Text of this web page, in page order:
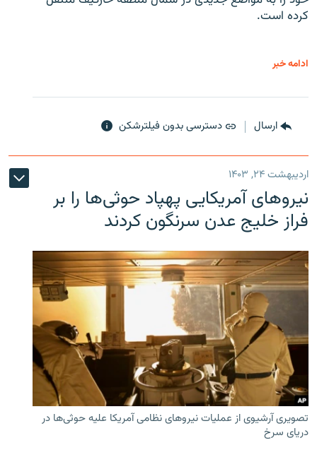
کرده است.
ادامه خبر
ارسال دسترسی بدون فیلترشکن
اردیبهشت ۲۴, ۱۴۰۳
نیروهای آمریکایی پهپاد حوثی‌ها را بر
فراز خلیج عدن سرنگون کردند
تصویری آرشیوی از عملیات نیروهای نظامی آمریکا علیه حوثی‌ها در
دریای سرخ